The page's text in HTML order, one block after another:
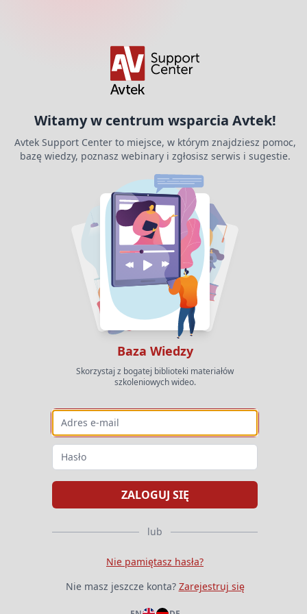
Witamy w centrum wsparcia Avtek!
Avtek Support Center to miejsce, w którym znajdziesz pomoc,
bazę wiedzy, poznasz webinary i zgłosisz serwis i sugestie.
Baza Wiedzy
Skorzystaj z bogatej biblioteki materiałów
szkoleniowych wideo.
Adres e-mail
Hasło
ZALOGUJ SIĘ
lub
Nie pamiętasz hasła?
Nie masz jeszcze konta? Zarejestruj się